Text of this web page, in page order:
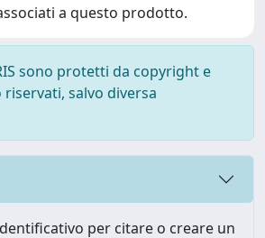
a questo prodotto.
sono protetti da copyright e
salvo diversa
per citare o creare un